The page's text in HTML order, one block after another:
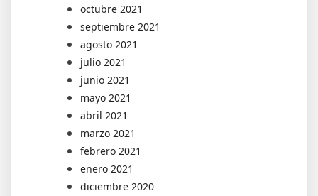
octubre 2021
septiembre 2021
agosto 2021
julio 2021
junio 2021
mayo 2021
abril 2021
marzo 2021
febrero 2021
enero 2021
diciembre 2020